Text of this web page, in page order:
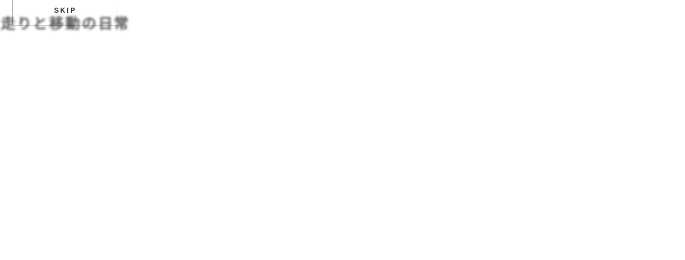
2026
走りと移動の日常を、
SKIP